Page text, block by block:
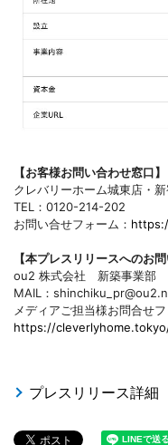
【お客様お問い合わせ窓口】
クレバリーホーム城東店・
TEL：0120-214-202
お問い合せフォーム：
【本プレスリリースへのお問
ou2 株式会社 新築事業部
MAIL：
メディアご担当様お問合せフ
https://
プレスリリース詳細